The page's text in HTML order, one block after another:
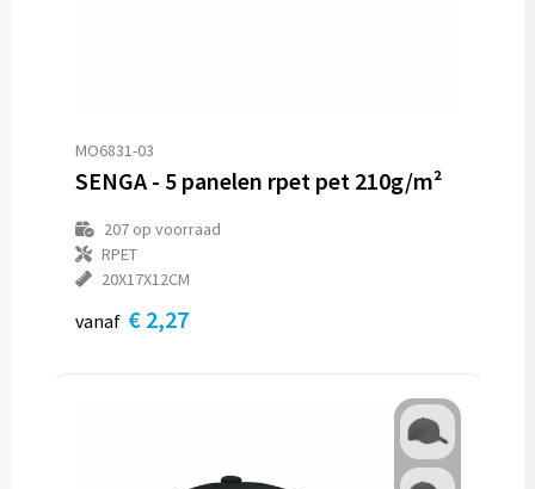
MO6831-03
SENGA - 5 panelen rpet pet 210g/m²
207op voorraad
RPET
20X17X12CM
vanaf € 2,27